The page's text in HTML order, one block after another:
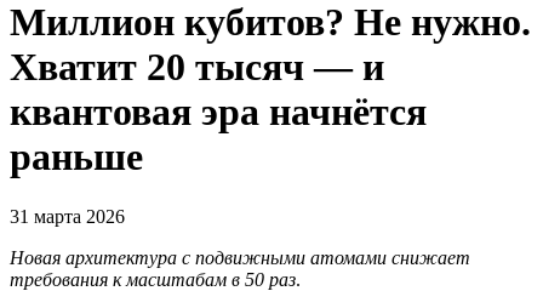
Миллион кубитов? Не нужно.
Хватит 20 тысяч — и
квантовая эра начнётся
раньше
31 марта 2026
Новая архитектура с подвижными атомами снижает
требования к масштабам в 50 раз.